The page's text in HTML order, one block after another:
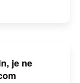
je ne